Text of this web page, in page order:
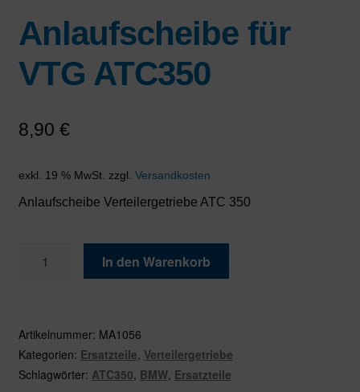
Anlaufscheibe für
VTG ATC350
8,90 €
exkl. 19 % MwSt. zzgl. Versandkosten
Anlaufscheibe Verteilergetriebe ATC 350
Menge
In den Warenkorb
Artikelnummer: MA1056
Kategorien: Ersatzteile, Verteilergetriebe
Schlagwörter: ATC350, BMW, Ersatzteile